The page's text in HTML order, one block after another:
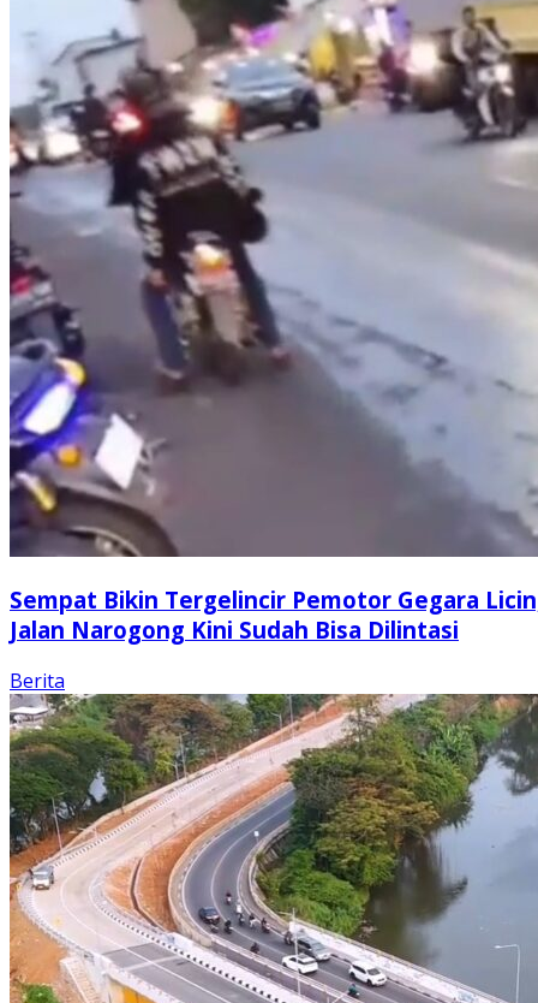
Sempat Bikin Tergelincir Pemotor Gegara
Jalan Narogong Kini Sudah Bisa Dilintasi
Berita